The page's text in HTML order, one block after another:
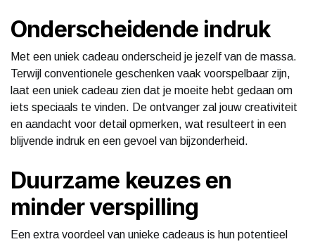
Onderscheidende indruk
Met een uniek cadeau onderscheid je jezelf van de massa.
Terwijl conventionele geschenken vaak voorspelbaar zijn,
laat een uniek cadeau zien dat je moeite hebt gedaan om
iets speciaals te vinden. De ontvanger zal jouw creativiteit
en aandacht voor detail opmerken, wat resulteert in een
blijvende indruk en een gevoel van bijzonderheid.
Duurzame keuzes en
minder verspilling
Een extra voordeel van unieke cadeaus is hun potentieel